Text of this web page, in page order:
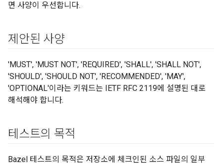
면 사양이 우선합니다.
제안된 사양
'MUST', 'MUST NOT', 'REQUIRED', 'SHALL', 'SHALL NOT',
'SHOULD', 'SHOULD NOT', 'RECOMMENDED', 'MAY',
'OPTIONAL'이라는 키워드는 IETF RFC 2119에 설명된 대로
해석해야 합니다.
테스트의 목적
Bazel 테스트의 목적은 저장소에 체크인된 소스 파일의 일부